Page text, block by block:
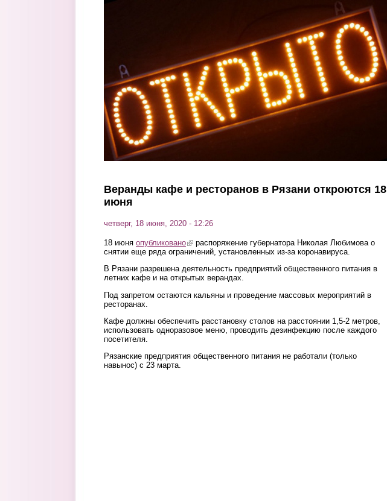
Перейти к основному содержанию
Веранды кафе и ресторанов в Рязани откроются 18
июня
четверг, 18 июня, 2020 - 12:26
18 июня опубликовано(link is external)
распоряжение губернатора Николая Любимова о
снятии еще ряда ограничений, установленных из-за коронавируса.
В Рязани разрешена деятельность предприятий общественного питания в
летних кафе и на открытых верандах.
Под запретом остаются кальяны и проведение массовых мероприятий в
ресторанах.
Кафе должны обеспечить расстановку столов на расстоянии 1,5-2 метров,
использовать одноразовое меню, проводить дезинфекцию после каждого
посетителя.
Рязанские предприятия общественного питания не работали (только
навынос) с 23 марта.